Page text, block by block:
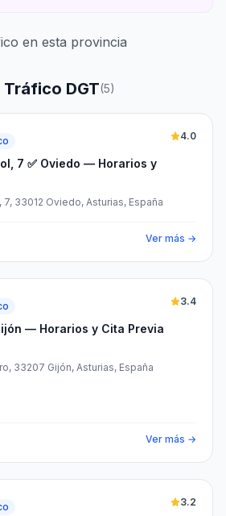
en esta provincia
DGT(5)
7 ✅ Oviedo — Horarios y
4.0
7, 33012 Oviedo, Asturias, España
Ver más →
— Horarios y Cita Previa
3.4
33207 Gijón, Asturias, España
Ver más →
3.2